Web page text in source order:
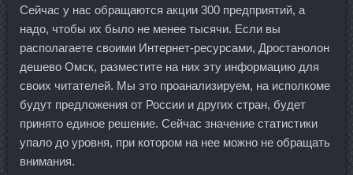
Сейчас у нас обращаются акции 300 предприятий, а
надо, чтобы их было не менее тысячи. Если вы
располагаете своими Интернет-ресурсами, Дростанолон
дешево Омск, разместите на них эту информацию для
своих читателей. Мы это проанализируем, на исполкоме
будут предложения от России и других стран, будет
принято единое решение. Сейчас значение статистики
упало до уровня, при котором на нее можно не обращать
внимания.